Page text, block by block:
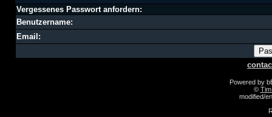
Vergessenes Passwort anfordern:
Benutzername:
Email:
Powered by
©
modified/